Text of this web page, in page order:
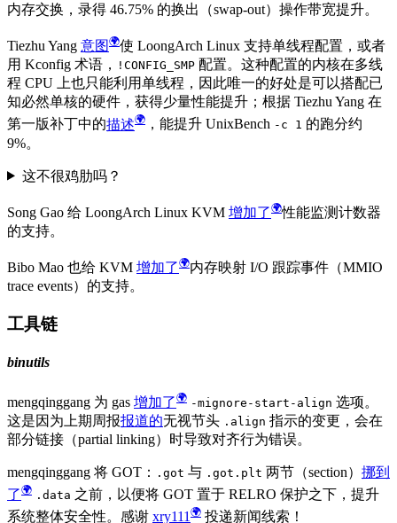
内存交换，录得 46.75% 的换出（swap-out）操作带宽提升。
Tiezhu Yang 意图
使 LoongArch Linux 支持单线程配置，或者
用 Kconfig 术语，
!CONFIG_SMP 配置。这种配置的内核在多线
程 CPU 上也只能利用单线程，因此唯一的好处是可以搭配已
知必然单核的硬件，获得少量性能提升；根据 Tiezhu Yang 在
第一版补丁中的描述 ，能提升 UnixBench -c 1 的跑分约
9%。
这不很鸡肋吗？
Song Gao 给 LoongArch Linux KVM 增加了
性能监测计数器
的支持。
Bibo Mao 也给 KVM 增加了
内存映射 I/O 跟踪事件（MMIO
trace events）的支持。
工具链
binutils
mengqinggang 为 gas 增加了 -mignore-start-align 选项。
这是因为上期周报报道的无视节头 .align 指示的变更，会在
部分链接（partial linking）时导致对齐行为错误。
mengqinggang 将 GOT： .got 与 .got.plt 两节（section） 挪到
了
.data 之前，以便将 GOT 置于 RELRO 保护之下，提升
系统整体安全性。感谢 xry111 投递新闻线索！